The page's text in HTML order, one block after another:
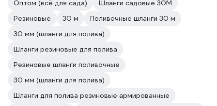
Оптом (всё для сада)
Шланги садовые 30М
Резиновые
30 м
Поливочные шланги 30 м
30 мм (шланги для полива)
Шланги резиновые для полива
Резиновые шланги поливочные
30 мм (шланги для полива)
Шланги для полива резиновые армированные